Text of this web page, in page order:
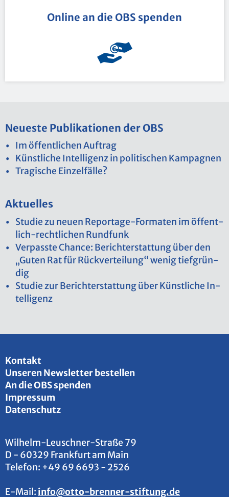
On­line an die OBS spen­den
Neu­es­te Pu­bli­ka­tio­nen der OBS
Im öf­fent­li­chen Auf­trag
Künst­li­che In­tel­li­genz in po­li­ti­schen Kam­pa­gnen
Tra­gi­sche Ein­zel­fäl­le?
Ak­tu­el­les
Stu­die zu neuen Re­por­ta­ge-For­ma­ten im öf­fent­
lich-recht­li­chen Rund­funk
Ver­pass­te Chan­ce: Be­richt­erstat­tung über den
„Guten Rat für Rück­ver­tei­lung“ wenig tief­grün­
dig
Stu­die zur Be­richt­erstat­tung über Künst­li­che In­
tel­li­genz
Kon­takt
Un­se­ren News­let­ter be­stel­len
An die OBS spen­den
Im­pres­sum
Da­ten­schutz
Wil­helm-Leu­sch­ner-Stra­ße 79
D - 60329 Frank­furt am Main
Te­le­fon: +49 69 6693 - 2526
E-Mail: info@​otto-​brenner-​stiftung.​de